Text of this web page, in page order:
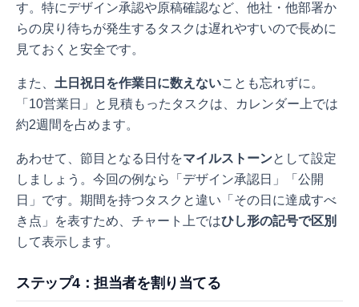
す。特にデザイン承認や原稿確認など、他社・他部署か
らの戻り待ちが発生するタスクは遅れやすいので長めに
見ておくと安全です。
また、 土日祝日を作業日に数えないことも忘れずに。
「10営業日」と見積もったタスクは、カレンダー上では
約2週間を占めます。
あわせて、節目となる日付をマイルストーンとして設定
しましょう。今回の例なら「デザイン承認日」「公開
日」です。期間を持つタスクと違い「その日に達成すべ
き点」を表すため、チャート上ではひし形の記号で区別
して表示します。
ステップ4：担当者を割り当てる